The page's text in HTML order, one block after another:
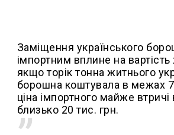
Заміщення українського
імпортним вплине на вартість
якщо торік тонна житнього
борошна коштувала в межах
ціна імпортного майже
близько 20 тис. грн.